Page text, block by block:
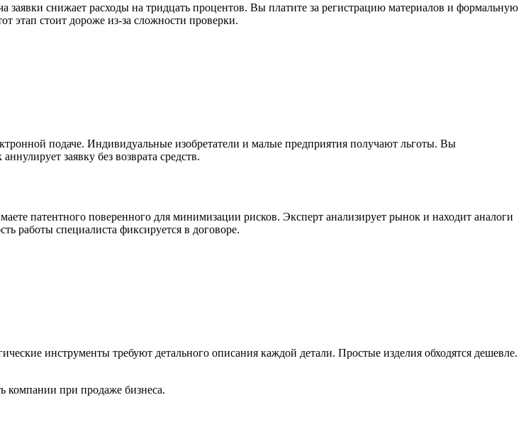
заявки снижает расходы на тридцать процентов. Вы платите за регистрацию материалов и формальную
этап стоит дороже из-за сложности проверки.
подаче. Индивидуальные изобретатели и малые предприятия получают льготы. Вы
заявку без возврата средств.
патентного поверенного для минимизации рисков. Эксперт анализирует рынок и находит аналоги
работы специалиста фиксируется в договоре.
инструменты требуют детального описания каждой детали. Простые изделия обходятся дешевле.
компании при продаже бизнеса.